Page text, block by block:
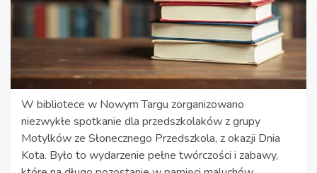
W bibliotece w Nowym Targu zorganizowano
niezwykłe spotkanie dla przedszkolaków z grupy
Motylków ze Słonecznego Przedszkola, z okazji Dnia
Kota. Było to wydarzenie pełne twórczości i zabawy,